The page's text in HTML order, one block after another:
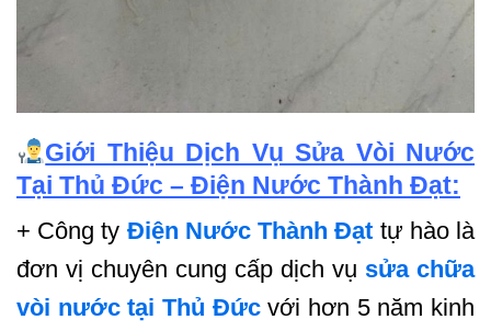
Giới Thiệu Dịch Vụ Sửa Vòi Nước
Tại Thủ Đức – Điện Nước Thành Đạt:
+ Công ty Điện Nước Thành Đạt tự hào là
đơn vị chuyên cung cấp dịch vụ sửa chữa
vòi nước tại Thủ Đứcvới hơn 5 năm kinh